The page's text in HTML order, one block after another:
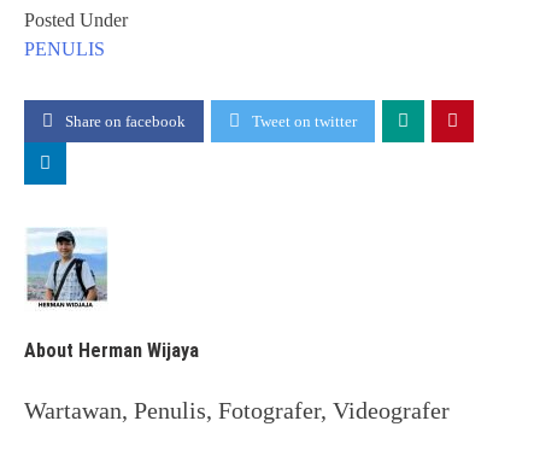
Posted Under
PENULIS
Share on facebook Tweet on twitter
About Herman Wijaya
Wartawan, Penulis, Fotografer, Videografer